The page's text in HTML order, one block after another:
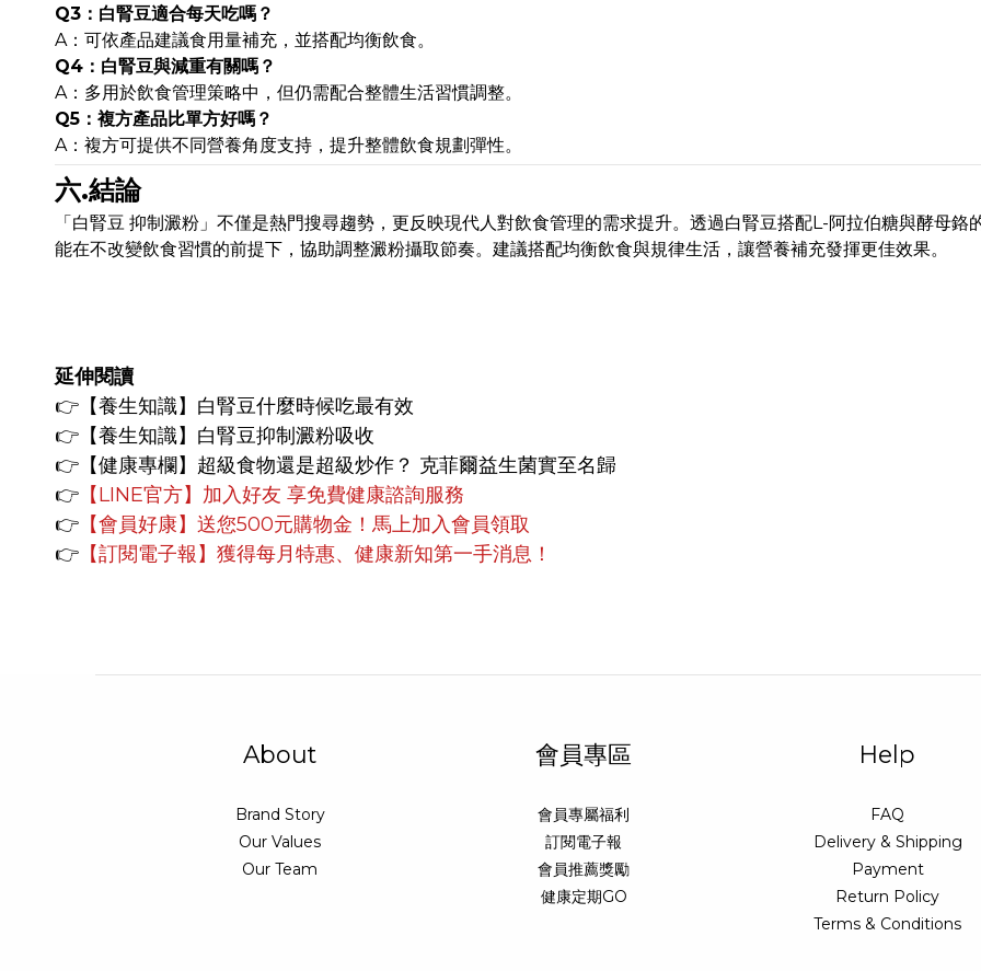
Q3：白腎豆適合每天吃嗎？
A：可依產品建議食用量補充，並搭配均衡飲食。
Q4：白腎豆與減重有關嗎？
A：多用於飲食管理策略中，但仍需配合整體生活習慣調整。
Q5：複方產品比單方好嗎？
A：複方可提供不同營養角度支持，提升整體飲食規劃彈性。
六.結論
「白腎豆 抑制澱粉」不僅是熱門搜尋趨勢，更反映現代人對飲食管理的需求提升。透過白腎豆搭配L-阿拉伯糖與酵母鉻
能在不改變飲食習慣的前提下，協助調整澱粉攝取節奏。建議搭配均衡飲食與規律生活，讓營養補充發揮更佳效果。
延伸閱讀
👉 【養生知識】白腎豆什麼時候吃最有效
👉 【養生知識】 白腎豆抑制澱粉吸收
👉【健康專欄】 超級食物還是超級炒作？ 克菲爾益生菌實至名歸
👉 【LINE官方】 加入好友 享免費健康諮詢服務
👉 【會員好康】 送您500元購物金！馬上加入會員領取
👉 【訂閱電子報】獲得每月特惠、健康新知第一手消息！
About
Brand Story
Our Values
Our Team
會員專區
會員專屬福利
訂閱電子報
會員推薦獎勵
健康定期GO
Help
FAQ
Delivery & Shipping
Payment
Return Policy
Terms & Conditions